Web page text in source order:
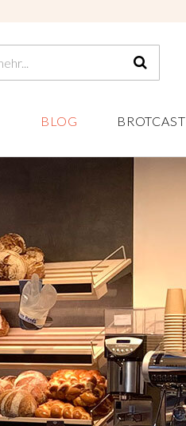
BLOG BROTCAST